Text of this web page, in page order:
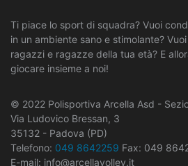
Ti piace lo sport di squadra? Vuoi
in un ambiente sano e stimolante?
ragazzi e ragazze della tua età? E
giocare insieme a noi!
© 2022 Polisportiva Arcella Asd -
Via Ludovico Bressan, 3
35132 - Padova (PD)
Telefono: 049 8642259 Fax: 049
E-mail: info@arcellavolley.it